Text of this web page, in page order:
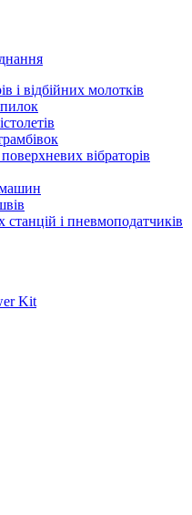
і відбійних молотків
вібраторів
і пневмоподатчиків
Kit